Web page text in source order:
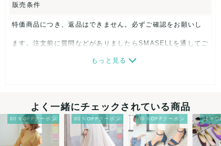
販売条件
特価商品につき、返品はできません。必ずご確認をお願いし
ます。注文前に質問などがありましたらSMASELLを通してご
こちらの出品者は¥1,000〜注文を承っております。現在出
品中の商品は
こちらから
決済方法
もっと見る
よく一緒にチェックされている商品
80％OFFクーポン 80％OFFクーポン 80％OFFクーポン 80％